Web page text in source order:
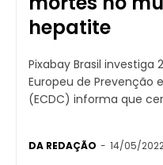
hepatite
Pixabay Brasil investiga 28 casos da doença O Centro
Europeu de Prevenção
(ECDC) informa que
DA REDAÇÃO - 14/05/